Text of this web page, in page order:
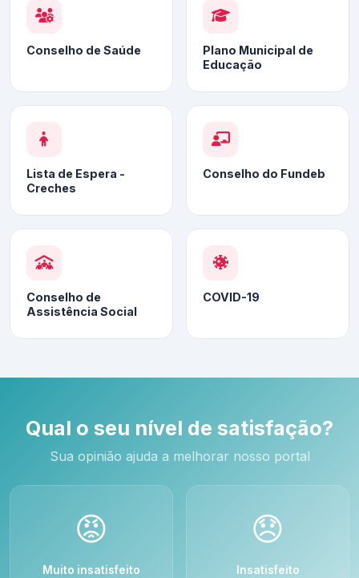
Conselho de Saúde
Plano Municipal de
Educação
Lista de Espera -
Creches
Conselho do Fundeb
Conselho de
Assistência Social
COVID-19
Qual o seu nível de satisfação?
Sua opinião ajuda a melhorar nosso portal
😡
Muito insatisfeito
😞
Insatisfeito